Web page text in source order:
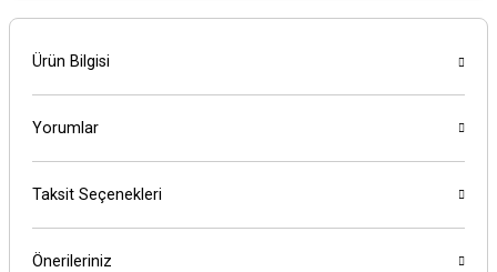
Ürün Bilgisi
Yorumlar
Taksit Seçenekleri
Önerileriniz